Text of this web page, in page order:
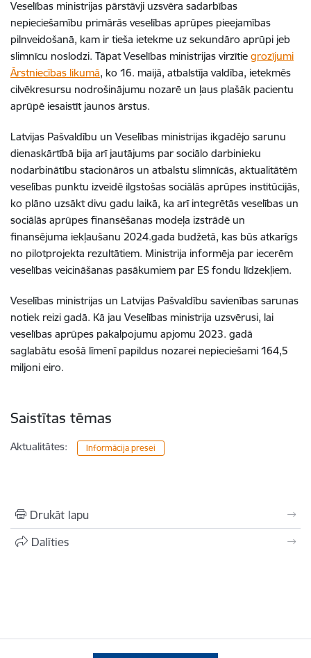
Veselības ministrijas pārstāvji uzsvēra sadarbības
nepieciešamību primārās veselības aprūpes pieejamības
pilnveidošanā, kam ir tieša ietekme uz sekundāro aprūpi jeb
slimnīcu noslodzi. Tāpat Veselības ministrijas virzītie grozījumi
Ārstniecības likumā, ko 16. maijā, atbalstīja valdība, ietekmēs
cilvēkresursu nodrošinājumu nozarē un ļaus plašāk pacientu
aprūpē iesaistīt jaunos ārstus.
Latvijas Pašvaldību un Veselības ministrijas ikgadējo sarunu
dienaskārtībā bija arī jautājums par sociālo darbinieku
nodarbinātību stacionāros un atbalstu slimnīcās, aktualitātēm
veselības punktu izveidē ilgstošas sociālās aprūpes institūcijās,
ko plāno uzsākt divu gadu laikā, ka arī integrētās veselības un
sociālās aprūpes finansēšanas modeļa izstrādē un
finansējuma iekļaušanu 2024.gada budžetā, kas būs atkarīgs
no pilotprojekta rezultātiem. Ministrija informēja par iecerēm
veselības veicināšanas pasākumiem par ES fondu līdzekļiem.
Veselības ministrijas un Latvijas Pašvaldību savienības sarunas
notiek reizi gadā. Kā jau Veselības ministrija uzsvērusi, lai
veselības aprūpes pakalpojumu apjomu 2023. gadā
saglabātu esošā līmenī papildus nozarei nepieciešami 164,5
miljoni eiro.
Saistītas tēmas
Aktualitātes: Informācija presei
Drukāt lapu
Dalīties